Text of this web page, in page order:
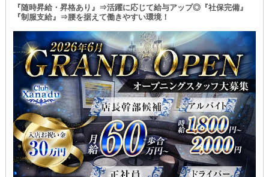
『随時昇給・昇格あり』⇒活躍に応じて給与アップ◎『社保完備』
『制服支給』⇒腰を据えて働きやすい環境！